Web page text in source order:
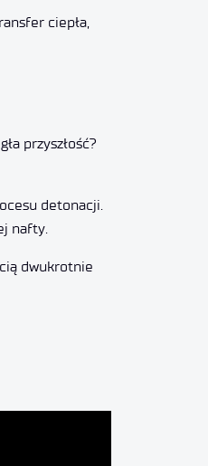
ciepła,
przyszłość?
detonacji.
nafty.
dwukrotnie